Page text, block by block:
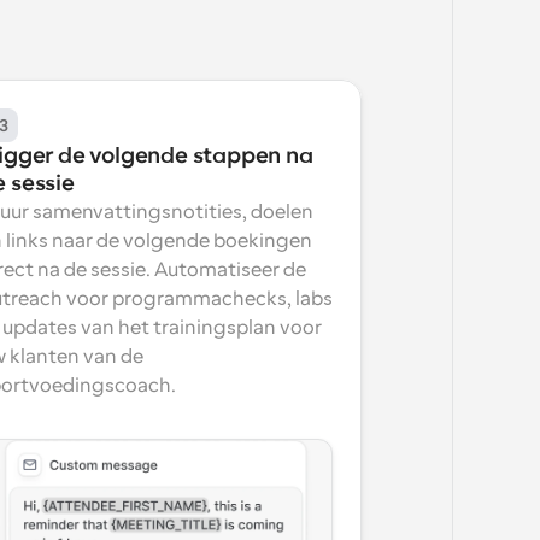
de volgende stappen na
sessie
samenvattingsnotities, doelen
links naar de volgende boekingen
na de sessie. Automatiseer de
voor programmachecks, labs
van het trainingsplan voor
klanten van de